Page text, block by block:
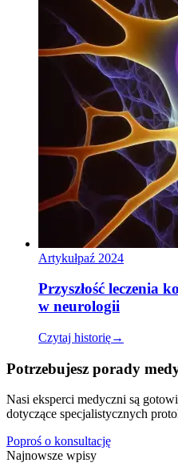
Artykułpaź 2024
Przyszłość leczenia
w neurologii
Czytaj historię→
Potrzebujesz porady
Nasi eksperci medyczni są
dotyczące specjalistycznych
Poproś o konsultację
Najnowsze wpisy